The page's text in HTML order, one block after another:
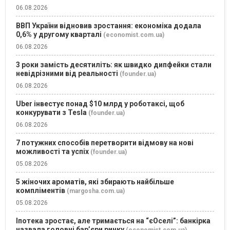
06.08.2026
ВВП України відновив зростання: економіка додала
0,6% у другому кварталі (economist.com.ua)
06.08.2026
3 роки замість десятиліть: як швидко дипфейки стали
невідрізними від реальності (founder.ua)
06.08.2026
Uber інвестує понад $10 млрд у роботаксі, щоб
конкурувати з Tesla (founder.ua)
06.08.2026
7 потужних способів перетворити відмову на нові
можливості та успіх (founder.ua)
05.08.2026
5 жіночих ароматів, які збирають найбільше
компліментів (margosha.com.ua)
05.08.2026
Іпотека зростає, але тримається на “єОселі”: банкірка